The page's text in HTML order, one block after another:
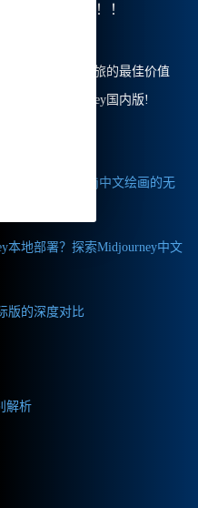
理。谢谢！！！
造力：您艺术之旅的最佳价值
的实惠Midjourney国内版!
版免费？探索Mj中文绘画的无
本地部署？探索Midjourney中文
版的深度对比
解析